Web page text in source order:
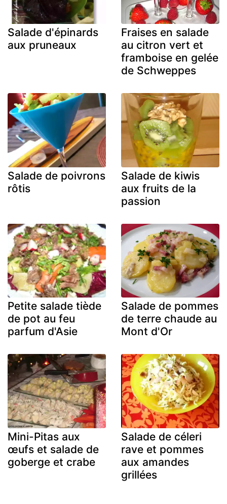
Salade d'épinards
aux pruneaux
Fraises en salade
au citron vert et
framboise en gelée
de Schweppes
Salade de poivrons
rôtis
Salade de kiwis
aux fruits de la
passion
Petite salade tiède
de pot au feu
parfum d'Asie
Salade de pommes
de terre chaude au
Mont d'Or
Mini-Pitas aux
œufs et salade de
goberge et crabe
Salade de céleri
rave et pommes
aux amandes
grillées